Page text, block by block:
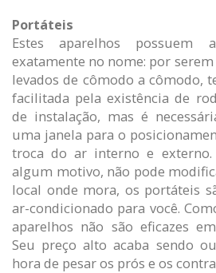
Portáteis
Estes aparelhos possuem
exatamente no nome: por
levados de cômodo a cômodo,
facilitada pela existência de
de instalação, mas é
uma janela para o
troca do ar interno e externo.
algum motivo, não pode
local onde mora, os portáteis
ar-condicionado para você.
aparelhos não são eficazes
Seu preço alto acaba sendo
hora de pesar os prós e os